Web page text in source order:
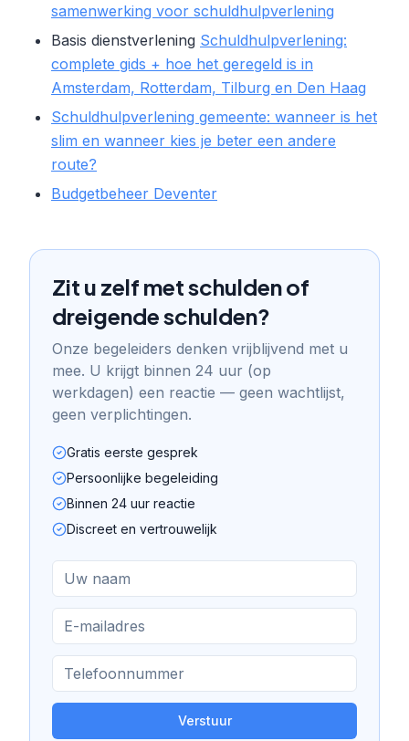
samenwerking voor schuldhulpverlening
Basis dienstverlening Schuldhulpverlening:
complete gids + hoe het geregeld is in
Amsterdam, Rotterdam, Tilburg en Den Haag
Schuldhulpverlening gemeente: wanneer is het
slim en wanneer kies je beter een andere
route?
Budgetbeheer Deventer
Zit u zelf met schulden of
dreigende schulden?
Onze begeleiders denken vrijblijvend met u
mee. U krijgt binnen 24 uur (op
werkdagen) een reactie — geen wachtlijst,
geen verplichtingen.
Gratis eerste gesprek
Persoonlijke begeleiding
Binnen 24 uur reactie
Discreet en vertrouwelijk
Verstuur